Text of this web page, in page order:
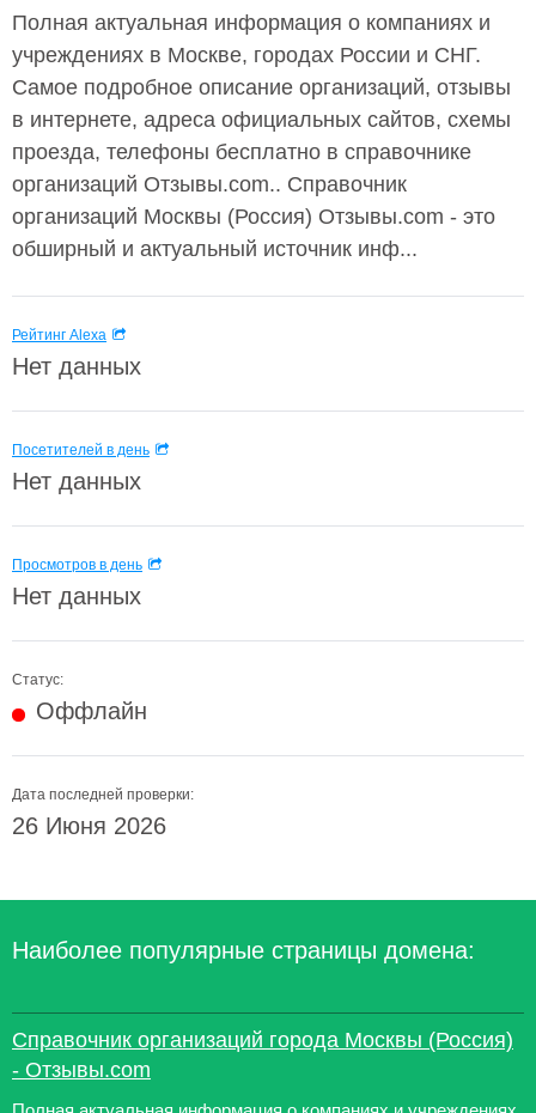
Полная актуальная информация о компаниях и
учреждениях в Москве, городах России и СНГ.
Самое подробное описание организаций, отзывы
в интернете, адреса официальных сайтов, схемы
проезда, телефоны бесплатно в справочнике
организаций Отзывы.com.. Справочник
организаций Москвы (Россия) Отзывы.com - это
обширный и актуальный источник инф...
Рейтинг Alexa
Нет данных
Посетителей в день
Нет данных
Просмотров в день
Нет данных
Статус:
Оффлайн
Дата последней проверки:
26 Июня 2026
Наиболее популярные страницы домена:
Справочник организаций города Москвы (Россия)
- Отзывы.com